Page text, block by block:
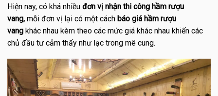
Hiện nay, có khá nhiều đơn vị nhận thi công hầm rượu
vang, mỗi đơn vị lại có một cách báo giá hầm rượu
vang khác nhau kèm theo các mức giá khác nhau khiến các
chủ đầu tư cảm thấy như lạc trong mê cung.